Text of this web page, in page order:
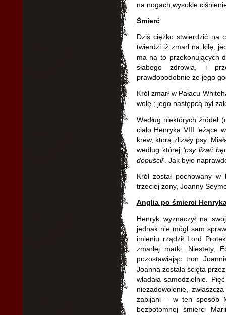
na nogach,wysokie
Śmierć
Dziś ciężko stwierdzić na
twierdzi iż zmarł na kiłę,
ma na to przekonujących
słabego zdrowia, i
prawdopodobnie że jego
Król zmarł w Pałacu
wolę ; jego następcą był
Według niektórych
ciało Henryka VIII leżące
krew, ktorą zlizały psy.
według której‘psy lizać
dopuścił’. Jak było
Król został pochowany w
trzeciej żony, Joanny
Anglia po śmierci
Henryk wyznaczył na
jednak nie mógł sam
imieniu rządził Lord
zmarłej matki. Niestety,
pozostawiając tron
Joanna została ścięta
władała samodzielnie.
niezadowolenie,
zabijani – w ten sposób
bezpotomnej śmierci